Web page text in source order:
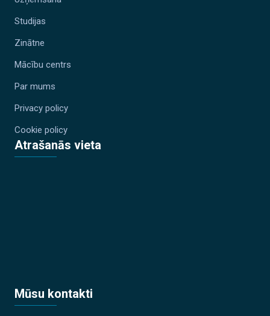
Studijas
Zinātne
Mācību centrs
Par mums
Privacy policy
Cookie policy
Atrašanās vieta
Mūsu kontakti